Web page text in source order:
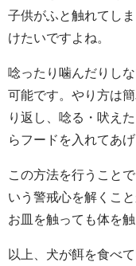
子供がふと触れてし
けたいですよね。
唸ったり噛んだりし
可能です。やり方は
り返し、唸る・吠え
らフードを入れてあ
この方法を行うこと
いう警戒心を解くこ
お皿を触っても体を
以上、犬が餌を食べ